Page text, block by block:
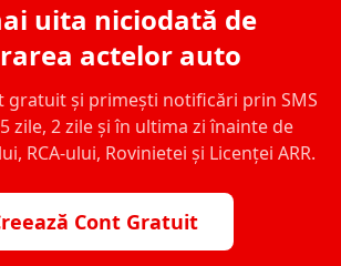
uita niciodată de
actelor auto
gratuit și primești notificări prin SMS
zile, 2 zile și în ultima zi înainte de
RCA-ului, Rovinietei și Licenței ARR.
Cont Gratuit